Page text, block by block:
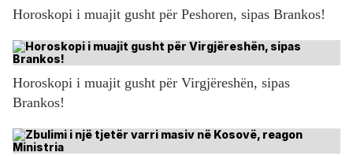
Horoskopi i muajit gusht për Peshoren, sipas Brankos!
Horoskopi i muajit gusht për Virgjëreshën, sipas
Brankos!